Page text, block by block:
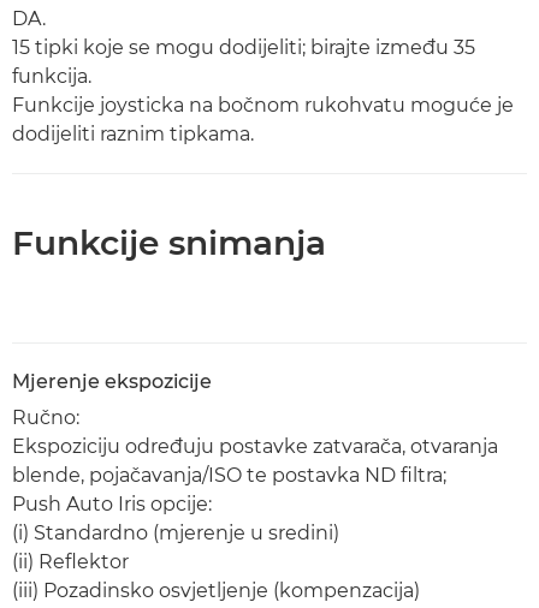
DA.
15 tipki koje se mogu dodijeliti; birajte između 35
funkcija.
Funkcije joysticka na bočnom rukohvatu moguće je
dodijeliti raznim tipkama.
Funkcije snimanja
Mjerenje ekspozicije
Ručno:
Ekspoziciju određuju postavke zatvarača, otvaranja
blende, pojačavanja/ISO te postavka ND filtra;
Push Auto Iris opcije:
(i) Standardno (mjerenje u sredini)
(ii) Reflektor
(iii) Pozadinsko osvjetljenje (kompenzacija)